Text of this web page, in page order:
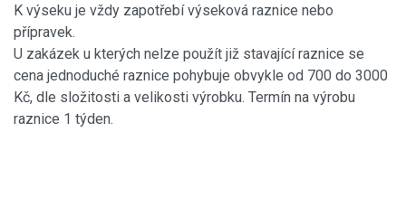
K výseku je vždy zapotřebí výseková raznice nebo
přípravek.
U zakázek u kterých nelze použít již stavající raznice se
cena jednoduché raznice pohybuje obvykle od 700 do 3000
Kč, dle složitosti a velikosti výrobku. Termín na výrobu
raznice 1 týden.